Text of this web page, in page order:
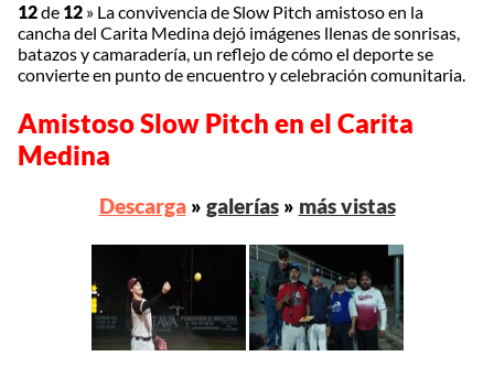
12de 12 » La convivencia de Slow Pitch amistoso en la
cancha del Carita Medina dejó imágenes llenas de sonrisas,
batazos y camaradería, un reflejo de cómo el deporte se
convierte en punto de encuentro y celebración comunitaria.
Amistoso Slow Pitch en el Carita
Medina
Descarga» galerías» más vistas